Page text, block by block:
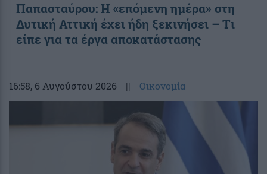
Παπασταύρου: Η «επόμενη ημέρα» στη
Δυτική Αττική έχει ήδη ξεκινήσει – Tι
είπε για τα έργα αποκατάστασης
16:58, 6 Αυγούστου 2026 || Οικονομία